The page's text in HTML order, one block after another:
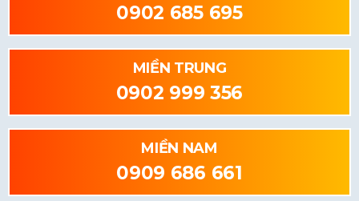
0902 685 695
MIỀN TRUNG
0902 999 356
MIỀN NAM
0909 686 661